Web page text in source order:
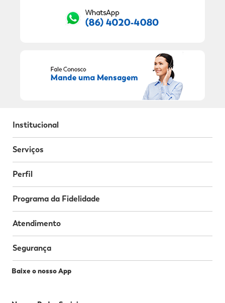
Institucional
Serviços
Perfil
Programa da Fidelidade
Atendimento
Segurança
Baixe o nosso App